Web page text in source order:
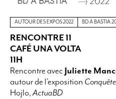
AUTOUR DES EXPOS 2022 BD À BASTIA
RENCONTRE 11
CAFÉ UNA VOLTA
11H
Rencontre avec Juliette
autour de l’exposition
Hojlo,ActuaBD